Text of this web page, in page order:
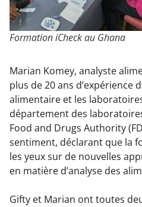
Formation iCheck au Ghana
Marian Komey, analyste
plus de 20 ans d’expérience
alimentaire et les
département des
Food and Drugs Authority
sentiment, déclarant que la
les yeux sur de nouvelles
en matière d’analyse des
Gifty et Marian ont toutes